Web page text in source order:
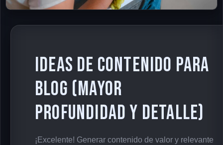
Ideas de Contenido para
Blog (Mayor
profundidad y detalle)
¡Excelente! Generar contenido de valor y relevante